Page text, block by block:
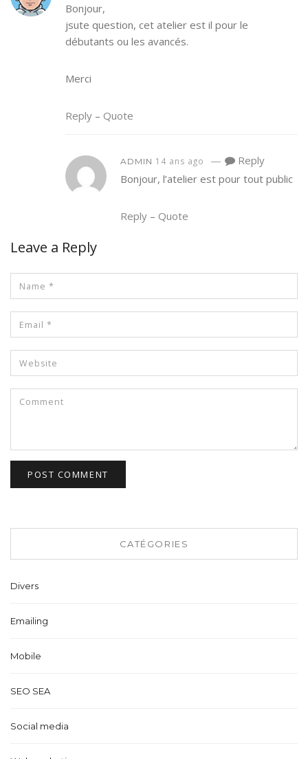
Bonjour,
jsute question, cet atelier est il pour le
débutants ou les avancés.
Merci
Reply – Quote
ADMIN 14 ans ago —
Reply
Bonjour, l’atelier est pour tout public
Reply – Quote
Leave a Reply
CATÉGORIES
Divers
Emailing
Mobile
SEO SEA
Social media